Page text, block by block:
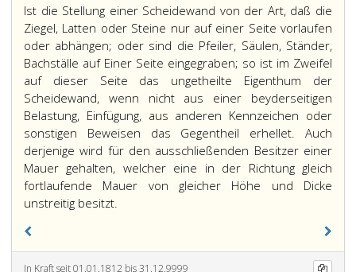
Paragraph
857,
Ist die Stellung einer Scheidewand von der Art, daß die
Ziegel, Latten oder Steine nur auf einer Seite vorlaufen
oder abhängen; oder sind die Pfeiler, Säulen, Ständer,
Bachställe auf Einer Seite eingegraben; so ist im Zweifel
auf dieser Seite das ungetheilte Eigenthum der
Scheidewand, wenn nicht aus einer beyderseitigen
Belastung, Einfügung, aus anderen Kennzeichen oder
sonstigen Beweisen das Gegentheil erhellet. Auch
derjenige wird für den ausschließenden Besitzer einer
Mauer gehalten, welcher eine in der Richtung gleich
fortlaufende Mauer von gleicher Höhe und Dicke
unstreitig besitzt.
In Kraft seit 01.01.1812 bis 31.12.9999